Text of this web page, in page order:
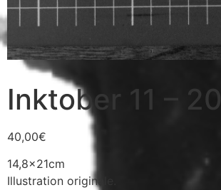
Inktober 11 –
40,00€
14,8x21cm
Illustration originale.